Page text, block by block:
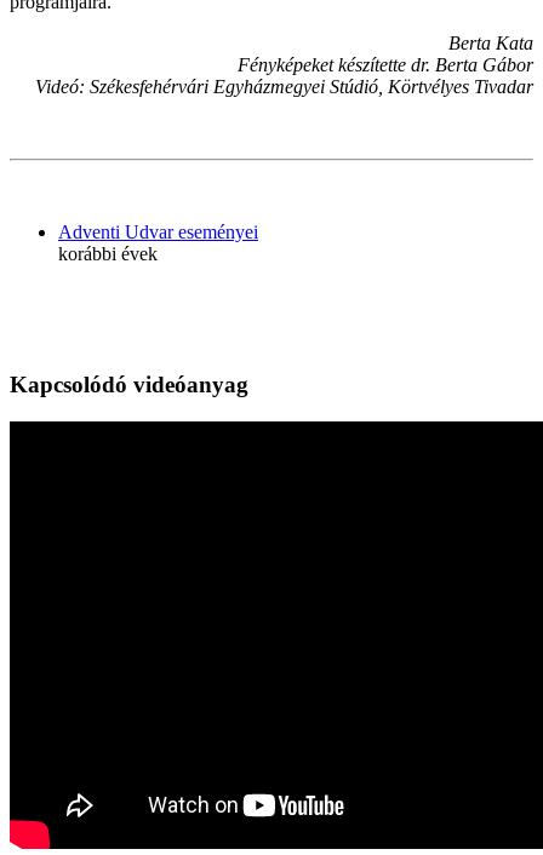
Berta Kata
Fényképeket készítette dr. Berta Gábor
Videó: Székesfehérvári Egyházmegyei Stúdió, Körtvélyes Tivadar
Adventi Udvar eseményei
korábbi évek
Kapcsolódó videóanyag